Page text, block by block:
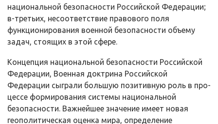
национальной безопасности Российской Федерации;
в-третьих, несоответствие правового поля
функционирования военной безопасности объему
задач, стоящих в этой сфере.
Концепция национальной безопасности Российской
Федерации, Военная доктрина Российской
Федерации сыграли большую позитивную роль в про­
цессе формирования системы национальной
безопасности. Важнейшее зна­чение имеет новая
геополитическая оценка мира, определение